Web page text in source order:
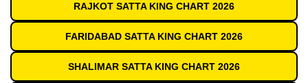
RAJKOT SATTA KING CHART 2026
FARIDABAD SATTA KING CHART 2026
SHALIMAR SATTA KING CHART 2026